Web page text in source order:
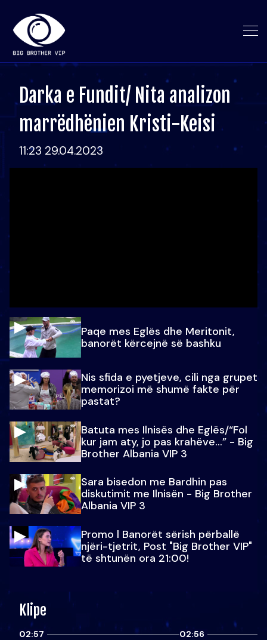
Darka e Fundit/ Nita analizon
marrëdhënien Kristi-Keisi
11:23 29.04.2023
Paqe mes Eglës dhe Meritonit,
banorët kërcejnë së bashku
Nis sfida e pyetjeve, cili nga grupet
memorizoi më shumë fakte për
pastat?
Batuta mes Ilnisës dhe Eglës/“Fol
kur jam aty, jo pas krahëve…” - Big
Brother Albania VIP 3
Sara bisedon me Bardhin pas
diskutimit me Ilnisën - Big Brother
Albania VIP 3
Promo l Banorët sërish përballë
njëri-tjetrit, Post "Big Brother VIP"
të shtunën ora 21:00!
Klipe
02:57 02:56